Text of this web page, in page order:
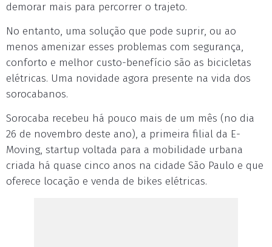
demorar mais para percorrer o trajeto.
No entanto, uma solução que pode suprir, ou ao
menos amenizar esses problemas com segurança,
conforto e melhor custo-benefício são as bicicletas
elétricas. Uma novidade agora presente na vida dos
sorocabanos.
Sorocaba recebeu há pouco mais de um mês (no dia
26 de novembro deste ano), a primeira filial da E-
Moving, startup voltada para a mobilidade urbana
criada há quase cinco anos na cidade São Paulo e que
oferece locação e venda de bikes elétricas.